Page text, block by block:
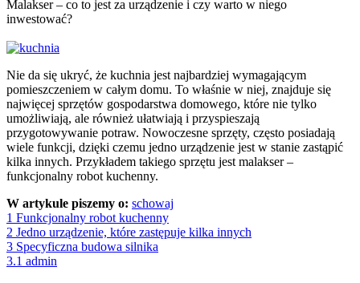
Malakser – co to jest za urządzenie i czy warto w niego
inwestować?
Nie da się ukryć, że kuchnia jest najbardziej wymagającym
pomieszczeniem w całym domu. To właśnie w niej, znajduje się
najwięcej sprzętów gospodarstwa domowego, które nie tylko
umożliwiają, ale również ułatwiają i przyspieszają
przygotowywanie potraw. Nowoczesne sprzęty, często posiadają
wiele funkcji, dzięki czemu jedno urządzenie jest w stanie zastąpić
kilka innych. Przykładem takiego sprzętu jest malakser –
funkcjonalny robot kuchenny.
W artykule piszemy o: schowaj
1 Funkcjonalny robot kuchenny
2 Jedno urządzenie, które zastępuje kilka innych
3 Specyficzna budowa silnika
3.1 admin